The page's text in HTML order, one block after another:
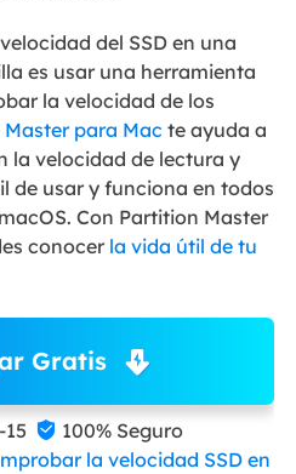
del SSD en una
es usar una herramienta
la velocidad de los
para Mac te ayuda a
la velocidad de lectura y
de usar y funciona en todos
Con Partition Master
conocer la vida útil de tu
Gratis
 100% Seguro
la velocidad SSD en